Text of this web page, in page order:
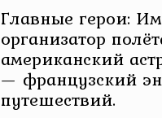
Главные герои:
организатор
американский
— французский
путешествий.